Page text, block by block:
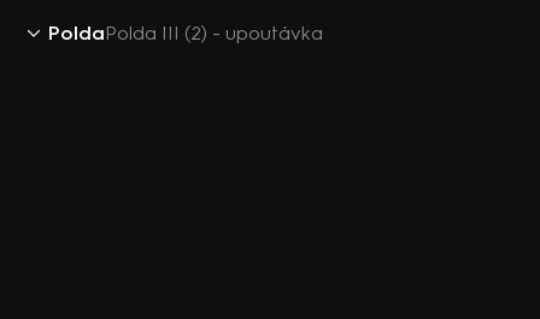
PoldaPolda III (2) - upoutávka